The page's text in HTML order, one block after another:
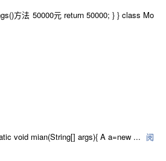
方法 50000元 return 50000; } } class Mo
void mian(String[] args){ A a=new ... 阅